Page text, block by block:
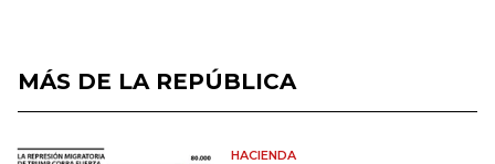
MÁS DE LA REPÚBLICA
HACIENDA